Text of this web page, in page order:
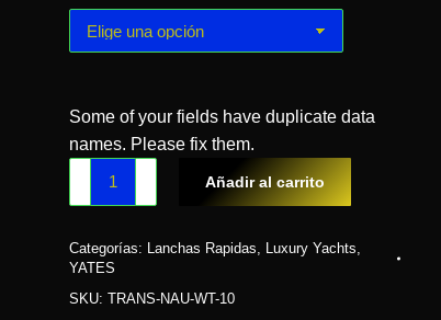
Some of your fields have duplicate data
names. Please fix them.
Añadir al carrito
Categorías: Lanchas Rapidas, Luxury Yachts,
YATES
SKU:TRANS-NAU-WT-10